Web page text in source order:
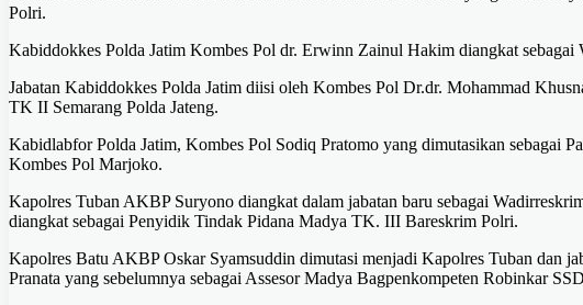
Polri.
Kabiddokkes Polda Jatim Kombes Pol dr. Erwinn Zainul Hakim diangkat
Jabatan Kabiddokkes Polda Jatim diisi oleh Kombes Pol Dr.dr. Mohammad
TK II Semarang Polda Jateng.
Kabidlabfor Polda Jatim, Kombes Pol Sodiq Pratomo yang dimutasikan sebagai
Kombes Pol Marjoko.
Kapolres Tuban AKBP Suryono diangkat dalam jabatan baru sebagai
diangkat sebagai Penyidik Tindak Pidana Madya TK. III Bareskrim Polri.
Kapolres Batu AKBP Oskar Syamsuddin dimutasi menjadi Kapolres Tuban dan
Pranata yang sebelumnya sebagai Assesor Madya Bagpenkompeten Robinkar